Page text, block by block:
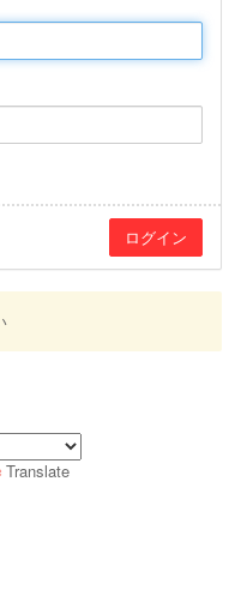
Translate